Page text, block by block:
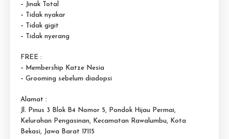
– Jinak Total
– Tidak nyakar
– Tidak gigit
– Tidak nyerang
FREE :
– Membership Katze Nesia
– Grooming sebelum diadopsi
Alamat :
Jl. Pinus 3 Blok B4 Nomor 5, Pondok Hijau Permai,
Kelurahan Pengasinan, Kecamatan Rawalumbu, Kota
Bekasi, Jawa Barat 17115